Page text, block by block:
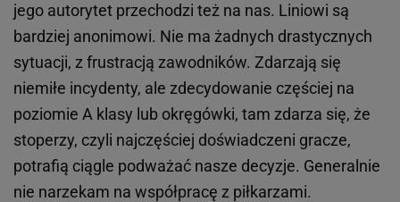
jego autorytet przechodzi też na nas. Liniowi są
bardziej anonimowi. Nie ma żadnych drastycznych
sytuacji, z frustracją zawodników. Zdarzają się
niemiłe incydenty, ale zdecydowanie częściej na
poziomie A klasy lub okręgówki, tam zdarza się, że
stoperzy, czyli najczęściej doświadczeni gracze,
potrafią ciągle podważać nasze decyzje. Generalnie
nie narzekam na współpracę z piłkarzami.